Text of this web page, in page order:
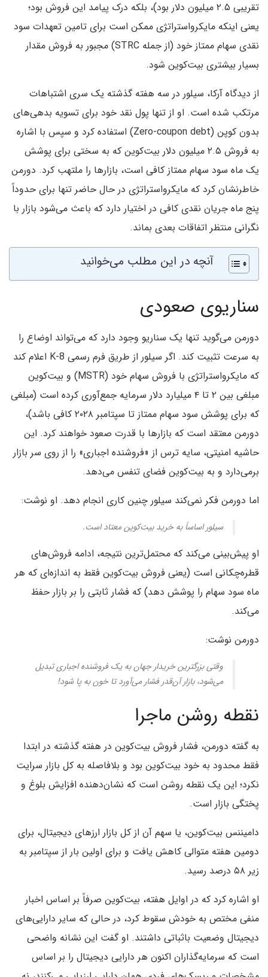
تقریبی ۲.۵ میلیون دلار بود)، بلکه درک پیامد این فروش بود؛
یعنی اینکه مایکرواستراتژی ممکن است برای تامین تعهدات سود
نقدی سهام ممتاز خود (از جمله STRC) مجبور به فروش مقدار
بسیار بیشتری بیت‌کوین شود.
از دیدگاه آرکا، سیلور در سه هفته گذشته یک سری اشتباهات
مرتکب شده است. او از تنها پول نقد خود برای تسویه بدهی‌های
بدون کوپن (Zero-coupon debt) استفاده کرد و سپس با اشاره
به فروش ۲.۵ میلیون دلار بیت‌کوین که به سختی برای پوشش
یک ماه سود سهام ممتاز کافی است، بازارها را ملتهب کرد. دورمن
خاطرنشان کرد که مایکرواستراتژی در حال حاضر تنها برای حدوداً
پنج ماه جریان نقدی کافی در اختیار دارد که باعث می‌شود بازار با
نگرانی منتظر اتفاقات بعدی بماند.
آنچه در این مطلب می‌خوانید
سناریوی صعودی
دورمن می‌گوید تنها یک سناریو وجود دارد که می‌تواند اوضاع را
به سرعت تثبیت کند. اگر سیلور از طریق فرم رسمی 8-K اعلام کند
که مایکرواستراتژی با فروش سهام خود (MSTR) و بیت‌کوین
مبلغی بین ۲ تا ۴ میلیارد دلار سرمایه جمع‌آوری کرده است (مبلغی
که برای پوشش سود سهام ممتاز تا سپتامبر ۲۰۲۸ کافی باشد)،
دورمن معتقد است که بازارها با قدرت صعود خواهند کرد. این
حاشیه امنیتی، سایه ترس از «فروشنده اجباری» را از روی سر بازار
برمی‌دارد و به بیت‌کوین فضای تنفس می‌دهد.
اما دورمن فکر نمی‌کند سیلور چنین کاری انجام دهد. او نوشت:
سیلور اساساً به خرید بیت‌کوین معتاد است.
او پیش‌بینی می‌کند که محتمل‌ترین نتیجه، ادامه فروش‌های
قطره‌چکانی است (یعنی فروش بیت‌کوین فقط به اندازه‌ای که هر
ماه سود سهام را پوشش دهد) که فشار ثابتی را بر بازار حفظ
می‌کند.
دورمن نوشت:
وقتی بزرگترین خریدار جهان به یک فروشنده اجباری تبدیل
می‌شود، بازار آن‌قدر فشار می‌آورد تا خون به پا شود!
نقطه روشن ماجرا
به گفته دورمن، فشار فروش بیت‌کوین در هفته گذشته در ابتدا
فقط محدود به خود بیت‌کوین بود و بلافاصله به کل بازار سرایت
نکرد؛ این یک نقطه روشن است که نشان‌دهنده افزایش بلوغ و
پختگی بازار است.
دامیننس بیت‌کوین، یا سهم آن از کل بازار ارزهای دیجیتال، برای
دومین هفته متوالی کاهش یافت و برای اولین بار از سپتامبر به
زیر ۵۸ درصد رسید.
او اشاره کرد که در اوایل هفته، بیت‌کوین صرفاً بر اساس اخبار
منفی مختص به خودش سقوط کرد، در حالی که سایر دارایی‌های
دیجیتال وضعیت باثباتی داشتند. او گفت این نشانه واضحی
است که سرمایه‌گذاران اکنون هر دارایی دیجیتال را بر اساس